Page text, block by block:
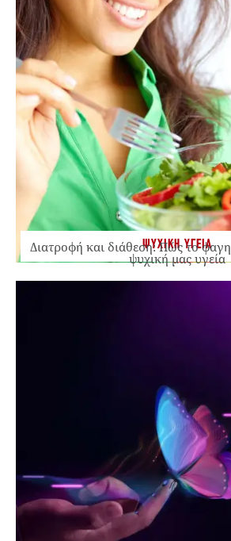
ΨΥΧΙΚΗ ΥΓΕΙΑ
Διατροφή και διάθεση: Πώς το
ψυχική μας υγεία